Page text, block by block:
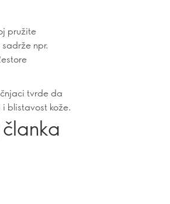
pružite
npr.
tvrde da
blistavost kože.